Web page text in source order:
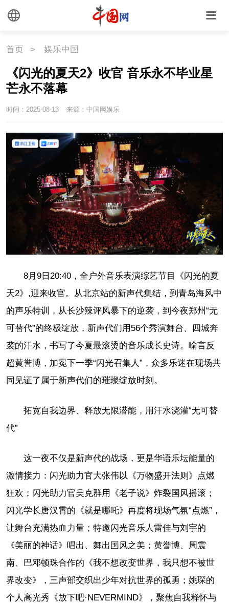
首页 > 娱乐中国
《闪光的夏天2》收官 音乐永不毕业星
芒永不落幕
时间：2025-08-13 来源：中国网娱乐
8月9日20:40，全户外音乐表演综艺节目《闪光的夏
天2》,迎来收官。
从北京站的新声代集结，到青岛海风中
的声乐特训，从长沙辣评风暴下的逆袭，到今夜郑州“无
可替代”的终极绽放，新声代们用56个秀演舞台、四城奔
袭的汗水，书写了今夏最滚烫的音乐成长史诗。 喻言反
超黄誉博，加冕下一季“闪光召集人”，众多乐迷在现场共
同见证了属于新声代们的璀璨绽放时刻。
拓宽自我边界、释放无限潜能，用汗水浇灌“无可替
代”
这一夜不仅是新声代的战场，更是华语乐坛能量的
激情接力：闪光助力官大张伟以《万物盛开法则》点燃
狂欢；闪光助力官吴克群用《老子说》炸裂国风摇滚；
闪光学长唐汉霄的《就是哪吒》再度将现场气氛“点燃”，
让舞台充满热血力量；特邀闪光音乐人雷佳与刘宇的
《美丽的神话》唱出、舞出国风之美；黄誉博、周震
南、巴邓顿珠合作的《我不想改变世界，我只想不被世
界改变》，三声部交织出少年对抗世界的孤勇；姚琛的
个人高光秀《放下吧·NEVERMIND》，聚焦自我释怀与